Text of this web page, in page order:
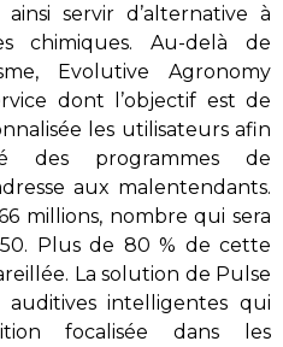
servir d’alternative à
chimiques. Au-delà de
Evolutive Agronomy
dont l’objectif est de
les utilisateurs afin
des programmes de
aux malentendants.
millions, nombre qui sera
Plus de 80 % de cette
La solution de Pulse
intelligentes qui
focalisée dans les